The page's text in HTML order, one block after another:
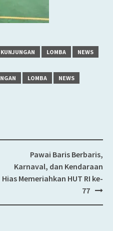
KUNJUNGAN LOMBA
NEWS
LOMBA
NEWS
Pawai Baris Berbaris,
Karnaval, dan Kendaraan
Hias Memeriahkan HUT RI ke-
77